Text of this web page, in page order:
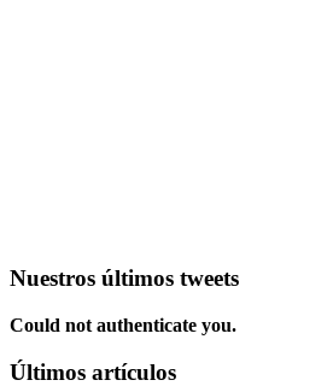
Nuestros últimos tweets
Could not authenticate you.
Últimos artículos